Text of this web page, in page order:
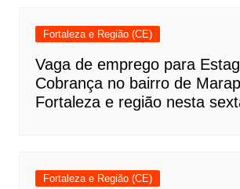
Fortaleza e Região (CE)
Vaga de emprego para
Cobrança no bairro de
Fortaleza e região nesta
Fortaleza e Região (CE)